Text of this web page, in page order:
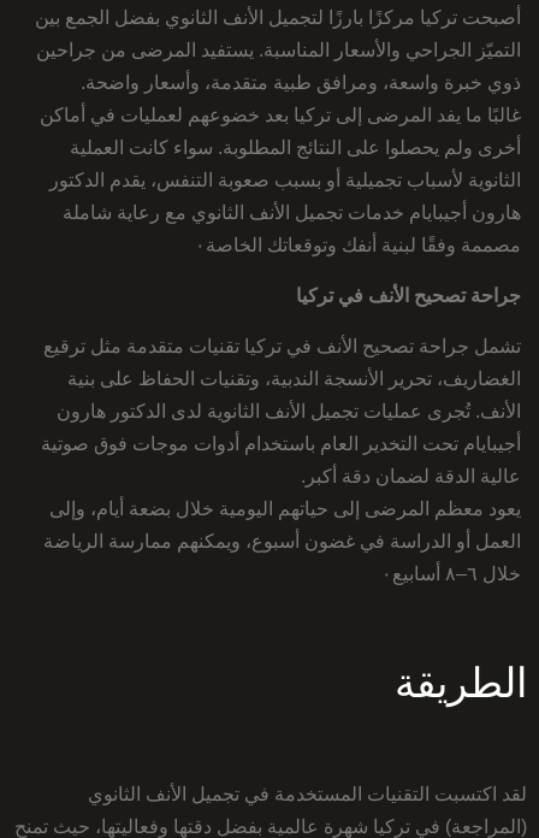
أصبحت تركيا مركزًا بارزًا لتجميل الأنف الثانوي بفضل الجمع بين
التميّز الجراحي والأسعار المناسبة. يستفيد المرضى من جراحين
ذوي خبرة واسعة، ومرافق طبية متقدمة، وأسعار واضحة.
غالبًا ما يفد المرضى إلى تركيا بعد خضوعهم لعمليات في أماكن
أخرى ولم يحصلوا على النتائج المطلوبة. سواء كانت العملية
الثانوية لأسباب تجميلية أو بسبب صعوبة التنفس، يقدم الدكتور
هارون أجيبايام خدمات تجميل الأنف الثانوي مع رعاية شاملة
مصممة وفقًا لبنية أنفك وتوقعاتك الخاصة٠
جراحة تصحيح الأنف في تركيا
تشمل جراحة تصحيح الأنف في تركيا تقنيات متقدمة مثل ترقيع
الغضاريف، تحرير الأنسجة الندبية، وتقنيات الحفاظ على بنية
الأنف. تُجرى عمليات تجميل الأنف الثانوية لدى الدكتور هارون
أجيبايام تحت التخدير العام باستخدام أدوات موجات فوق صوتية
عالية الدقة لضمان دقة أكبر.
يعود معظم المرضى إلى حياتهم اليومية خلال بضعة أيام، وإلى
العمل أو الدراسة في غضون أسبوع، ويمكنهم ممارسة الرياضة
خلال ٦–٨ أسابيع٠
الطريقة
لقد اكتسبت التقنيات المستخدمة في تجميل الأنف الثانوي
(المراجعة) في تركيا شهرة عالمية بفضل دقتها وفعاليتها، حيث تمنح